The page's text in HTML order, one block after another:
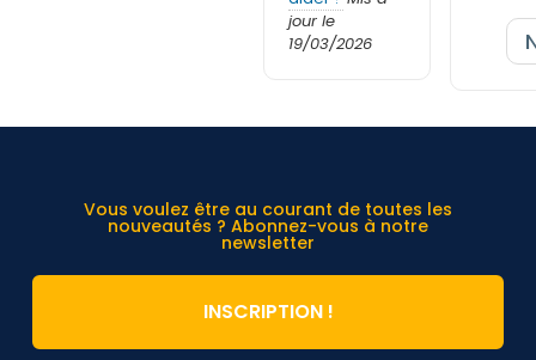
jour le
19/03/2026
Vous voulez être au courant de toutes les
nouveautés ? Abonnez-vous à notre
newsletter
INSCRIPTION !